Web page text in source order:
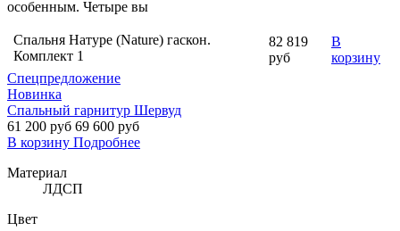
особенным. Четыре вы
Спальня Натуре (Nature) гаскон.
Комплект 1
82 819
руб
В
корзину
Спецпредложение
Новинка
Спальный гарнитур Шервуд
61 200 руб 69 600 руб
В корзину Подробнее
Материал
ЛДСП
Цвет